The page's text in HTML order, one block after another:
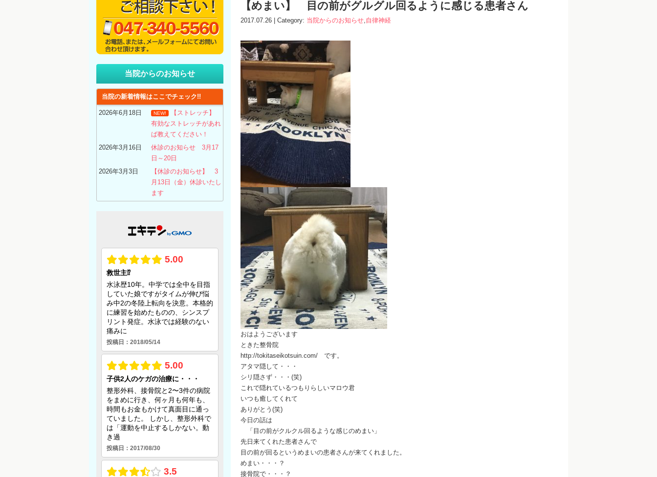
【めまい】 目の前がグルグル回るように感じる患者さん
2017.07.26 | Category: 当院からのお知らせ,自律神経
おはようございます
ときた整骨院
http://tokitaseikotsuin.com/ です。
アタマ隠して・・・
シリ隠さず・・・(笑)
これで隠れているつもりらしいマロウ君
いつも癒してくれて
ありがとう(笑)
今日の話は
「目の前がクルクル回るような感じのめまい」
先日来てくれた患者さんで
目の前が回るというめまいの患者さんが来てくれました。
めまい・・・？
接骨院で・・・？
当院からのお知らせ
当院の新着情報はここでチェック!!
2026年6月18日 NEW!
【ストレッチ】
有効なストレッチがあれ
ば教えてください！
2026年3月16日
休診のお知らせ 3月17
日～20日
2026年3月3日
【休診のお知らせ】 3
月13日（金）休診いたし
ます